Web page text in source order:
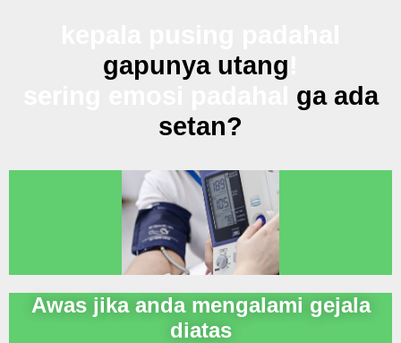
gapunya utang
ga ada
setan?
Awas jika anda mengalami gejala
diatas